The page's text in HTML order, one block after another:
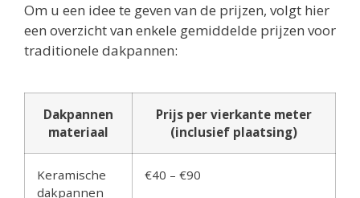
Om u een idee te geven van de prijzen, volgt hier
een overzicht van enkele gemiddelde prijzen voor
traditionele dakpannen:
Dakpannen
materiaal
Prijs per vierkante meter
(inclusief plaatsing)
Keramische
dakpannen
€40 – €90